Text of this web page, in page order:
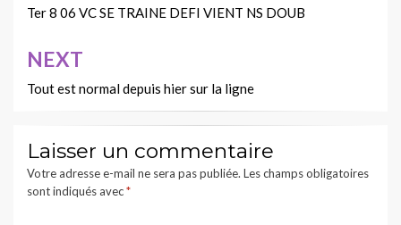
de
l’article
Ter 8 06 VC SE TRAINE DEFI VIENT NS DOUB
NEXT
Tout est normal depuis hier sur la ligne
Laisser un commentaire
Votre adresse e-mail ne sera pas publiée. Les champs obligatoires
sont indiqués avec*